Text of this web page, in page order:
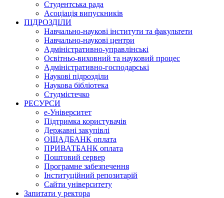
Студентська рада
Асоціація випускників
ПІДРОЗДІЛИ
Навчально-наукові інститути та факультети
Навчально-наукові центри
Адміністративно-управлінські
Освітньо-виховний та науковий процес
Адміністративно-господарські
Наукові підрозділи
Наукова бібліотека
Студмістечко
РЕСУРСИ
е-Університет
Підтримка користувачів
Державні закупівлі
ОЩАДБАНК оплата
ПРИВАТБАНК оплата
Поштовий сервер
Програмне забезпечення
Інституційний репозитарій
Сайти університету
Запитати у ректора